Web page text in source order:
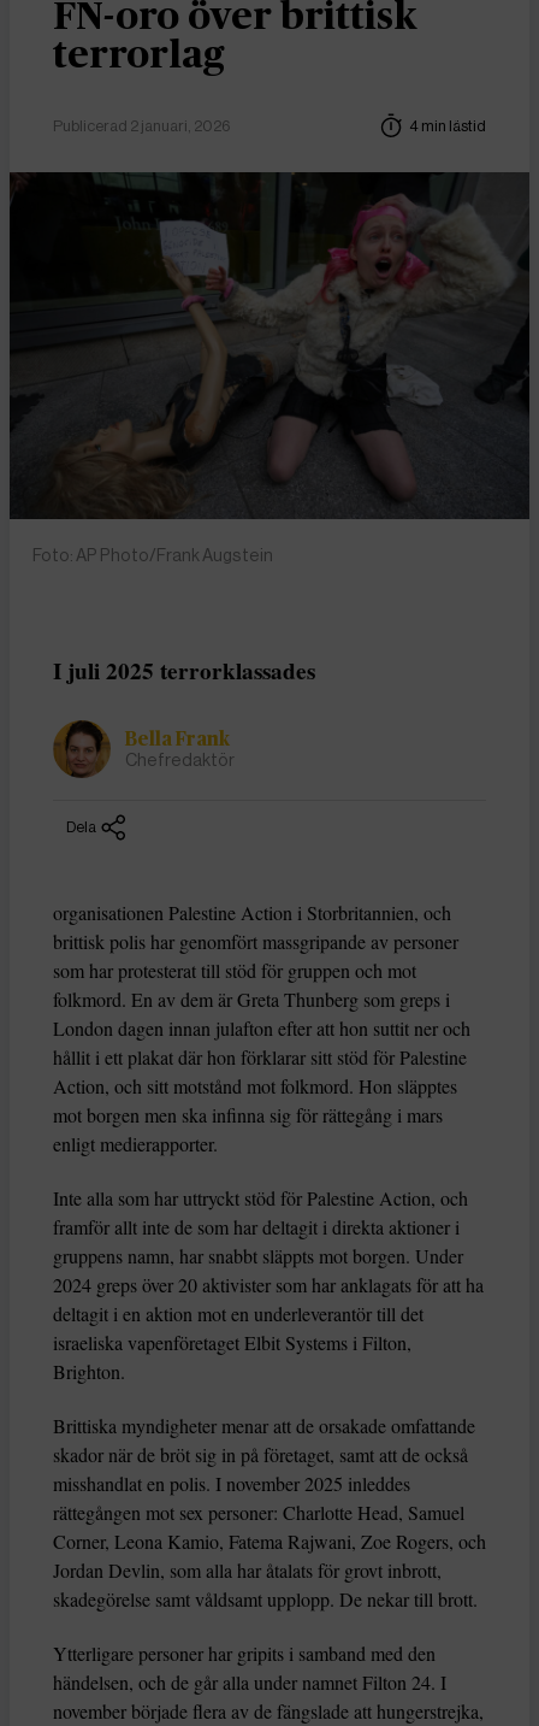
FN-oro över brittisk
terrorlag
Publicerad 2 januari, 2026 4 min lästid
Foto: AP Photo/Frank Augstein
I juli 2025 terrorklassades
Bella Frank
Chefredaktör
Dela
organisationen Palestine Action i Storbritannien, och
brittisk polis har genomfört massgripande av personer
som har protesterat till stöd för gruppen och mot
folkmord. En av dem är Greta Thunberg som greps i
London dagen innan julafton efter att hon suttit ner och
hållit i ett plakat där hon förklarar sitt stöd för Palestine
Action, och sitt motstånd mot folkmord. Hon släpptes
mot borgen men ska infinna sig för rättegång i mars
enligt medierapporter.
Inte alla som har uttryckt stöd för Palestine Action, och
framför allt inte de som har deltagit i direkta aktioner i
gruppens namn, har snabbt släppts mot borgen. Under
2024 greps över 20 aktivister som har anklagats för att ha
deltagit i en aktion mot en underleverantör till det
israeliska vapenföretaget Elbit Systems i Filton,
Brighton.
Brittiska myndigheter menar att de orsakade omfattande
skador när de bröt sig in på företaget, samt att de också
misshandlat en polis. I november 2025 inleddes
rättegången mot sex personer: Charlotte Head, Samuel
Corner, Leona Kamio, Fatema Rajwani, Zoe Rogers, och
Jordan Devlin, som alla har åtalats för grovt inbrott,
skadegörelse samt våldsamt upplopp. De nekar till brott.
Ytterligare personer har gripits i samband med den
händelsen, och de går alla under namnet Filton 24. I
november började flera av de fängslade att hungerstrejka,